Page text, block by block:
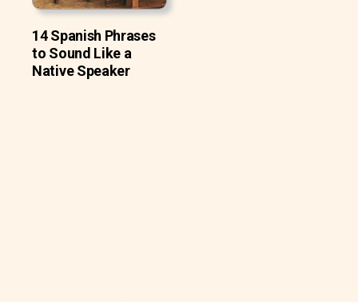
14 Spanish Phrases
to Sound Like a
Native Speaker